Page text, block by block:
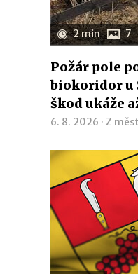
2 min 7
Požár pole
biokoridor u
škod ukáže
6. 8. 2026 · Z